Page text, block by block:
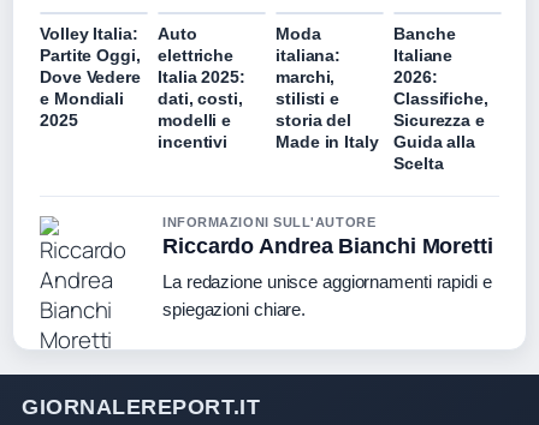
Volley Italia:
Partite Oggi,
Dove Vedere
e Mondiali
2025
Auto
elettriche
Italia 2025:
dati, costi,
modelli e
incentivi
Moda
italiana:
marchi,
stilisti e
storia del
Made in Italy
Banche
Italiane
2026:
Classifiche,
Sicurezza e
Guida alla
Scelta
INFORMAZIONI SULL'AUTORE
Riccardo Andrea Bianchi Moretti
La redazione unisce aggiornamenti rapidi e
spiegazioni chiare.
GIORNALEREPORT.IT